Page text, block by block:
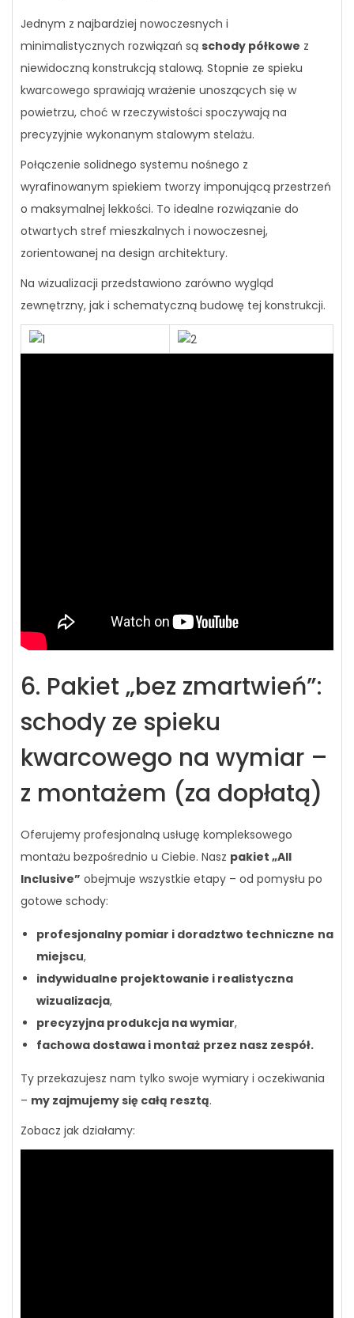
Jednym z najbardziej nowoczesnych i
minimalistycznych rozwiązań są schody półkowe z
niewidoczną konstrukcją stalową. Stopnie ze spieku
kwarcowego sprawiają wrażenie unoszących się w
powietrzu, choć w rzeczywistości spoczywają na
precyzyjnie wykonanym stalowym stelażu.
Połączenie solidnego systemu nośnego z
wyrafinowanym spiekiem tworzy imponującą przestrzeń
o maksymalnej lekkości. To idealne rozwiązanie do
otwartych stref mieszkalnych i nowoczesnej,
zorientowanej na design architektury.
Na wizualizacji przedstawiono zarówno wygląd
zewnętrzny, jak i schematyczną budowę tej konstrukcji.
6. Pakiet „bez zmartwień”:
schody ze spieku
kwarcowego na wymiar –
z montażem (za dopłatą)
Oferujemy profesjonalną usługę kompleksowego
montażu bezpośrednio u Ciebie. Nasz pakiet „All
Inclusive” obejmuje wszystkie etapy – od pomysłu po
gotowe schody:
profesjonalny pomiar i doradztwo techniczne na
miejscu,
indywidualne projektowanie i realistyczna
wizualizacja,
precyzyjna produkcja na wymiar,
fachowa dostawa i montaż przez nasz zespół.
Ty przekazujesz nam tylko swoje wymiary i oczekiwania
– my zajmujemy się całą resztą.
Zobacz jak działamy: